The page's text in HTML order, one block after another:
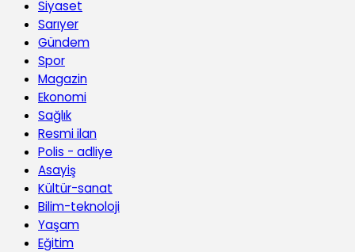
Siyaset
Sarıyer
Gündem
Spor
Magazin
Ekonomi
Sağlık
Resmi ilan
Polis - adliye
Asayiş
Kültür-sanat
Bilim-teknoloji
Yaşam
Eğitim